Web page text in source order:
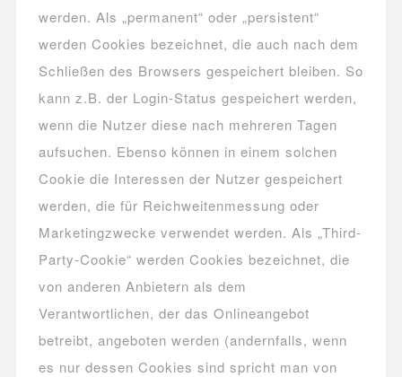
werden. Als „permanent“ oder „persistent“
werden Cookies bezeichnet, die auch nach dem
Schließen des Browsers gespeichert bleiben. So
kann z.B. der Login-Status gespeichert werden,
wenn die Nutzer diese nach mehreren Tagen
aufsuchen. Ebenso können in einem solchen
Cookie die Interessen der Nutzer gespeichert
werden, die für Reichweitenmessung oder
Marketingzwecke verwendet werden. Als „Third-
Party-Cookie“ werden Cookies bezeichnet, die
von anderen Anbietern als dem
Verantwortlichen, der das Onlineangebot
betreibt, angeboten werden (andernfalls, wenn
es nur dessen Cookies sind spricht man von